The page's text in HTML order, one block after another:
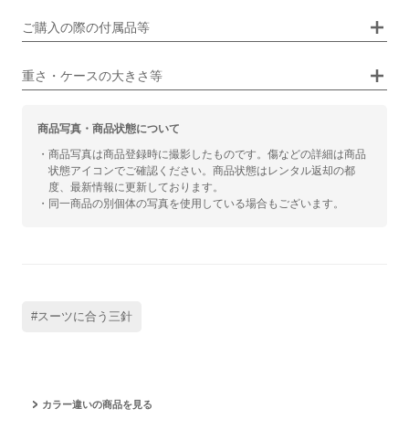
ご購入の際の付属品等
重さ・ケースの大きさ等
カジュアル ビジネス
商品写真・商品状態について
・商品写真は商品登録時に撮影したものです。傷などの詳細は商品
状態アイコンでご確認ください。商品状態はレンタル返却の都
度、最新情報に更新しております。
・同一商品の別個体の写真を使用している場合もございます。
#スーツに合う三針
カラー違いの商品を見る